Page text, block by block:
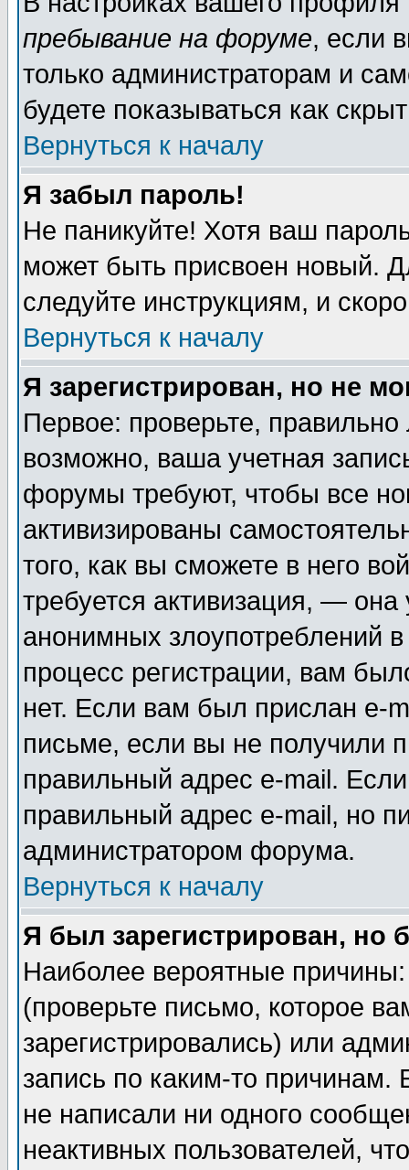
пребывание на форуме, если
только администраторам и
будете показываться как
Вернуться к началу
Я забыл пароль!
Не паникуйте! Хотя ваш
может быть присвоен новый.
следуйте инструкциям, и
Вернуться к началу
Я зарегистрирован, но не
Первое: проверьте,
возможно, ваша учетная
форумы требуют, чтобы все
активизированы
того, как вы сможете в него
требуется активизация, —
анонимных злоупотреблений
процесс регистрации, вам
нет. Если вам был прислан e-
письме, если вы не получили
правильный адрес e-mail.
правильный адрес e-mail, но
администратором форума.
Вернуться к началу
Я был зарегистрирован, но
Наиболее вероятные
(проверьте письмо, которое
зарегистрировались) или
запись по каким-то
не написали ни одного
неактивных пользователей,